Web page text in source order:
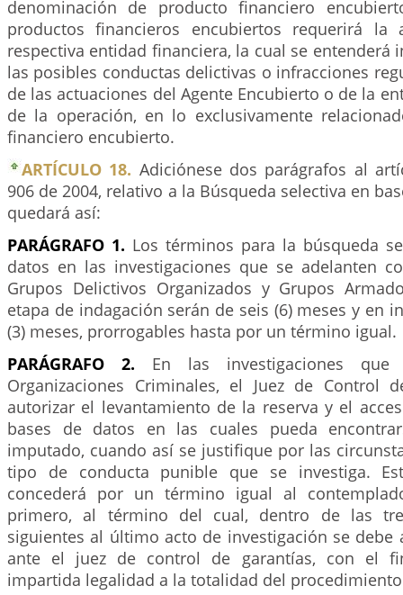
denominación de producto financiero
productos financieros encubiertos requerirá la
respectiva entidad financiera, la cual se entenderá
las posibles conductas delictivas o infracciones
de las actuaciones del Agente Encubierto o de la
de la operación, en lo exclusivamente
financiero encubierto.
ARTÍCULO 18. Adiciónese dos parágrafos al
906 de 2004, relativo a la Búsqueda selectiva en
quedará así:
PARÁGRAFO 1. Los términos para la búsqueda
datos en las investigaciones que se adelanten
Grupos Delictivos Organizados y Grupos
etapa de indagación serán de seis (6) meses y en
(3) meses, prorrogables hasta por un término igual.
PARÁGRAFO 2. En las investigaciones
Organizaciones Criminales, el Juez de Control
autorizar el levantamiento de la reserva y el
bases de datos en las cuales pueda
imputado, cuando así se justifique por las
tipo de conducta punible que se investiga.
concederá por un término igual al
primero, al término del cual, dentro de las
siguientes al último acto de investigación se debe
ante el juez de control de garantías, con el
impartida legalidad a la totalidad del